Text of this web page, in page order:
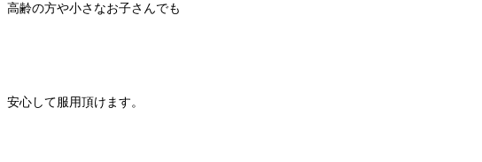
高齢の方や小さなお子さんでも
安心して服用頂けます。